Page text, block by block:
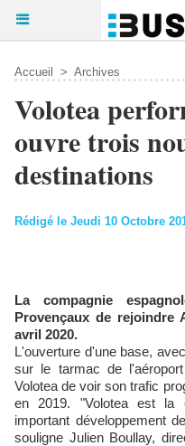
Accueil > Archives
Volotea
ouvre trois
destinations
Rédigé le Jeudi 10 Octobre
La compagnie
Provençaux de
avril 2020.
L'ouverture d'une base,
sur le tarmac de
Volotea de voir son trafic
en 2019. "Volotea est la
important développement
souligne Julien Boullay,